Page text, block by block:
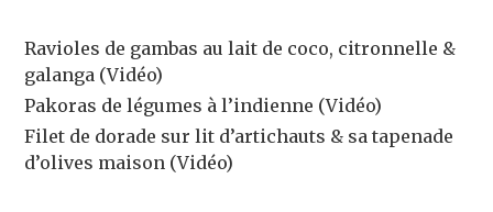
Ravioles de gambas au lait de coco, citronnelle &
galanga (Vidéo)
Pakoras de légumes à l’indienne (Vidéo)
Filet de dorade sur lit d’artichauts & sa tapenade
d’olives maison (Vidéo)